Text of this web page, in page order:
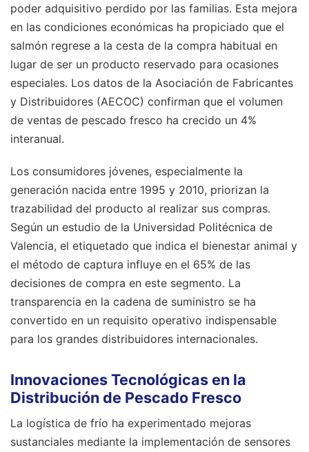
poder adquisitivo perdido por las familias. Esta mejora
en las condiciones económicas ha propiciado que el
salmón regrese a la cesta de la compra habitual en
lugar de ser un producto reservado para ocasiones
especiales. Los datos de la Asociación de Fabricantes
y Distribuidores (AECOC) confirman que el volumen
de ventas de pescado fresco ha crecido un 4%
interanual.
Los consumidores jóvenes, especialmente la
generación nacida entre 1995 y 2010, priorizan la
trazabilidad del producto al realizar sus compras.
Según un estudio de la Universidad Politécnica de
Valencia, el etiquetado que indica el bienestar animal y
el método de captura influye en el 65% de las
decisiones de compra en este segmento. La
transparencia en la cadena de suministro se ha
convertido en un requisito operativo indispensable
para los grandes distribuidores internacionales.
Innovaciones Tecnológicas en la
Distribución de Pescado Fresco
La logística de frío ha experimentado mejoras
sustanciales mediante la implementación de sensores